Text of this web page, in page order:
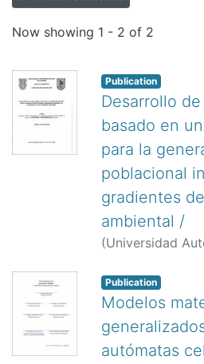
Now showing 1 - 2 of 2
Publication
Desarrollo
basado en
para la
poblacional
gradientes
ambiental /
(Universidad
Publication
Modelos
autómatas